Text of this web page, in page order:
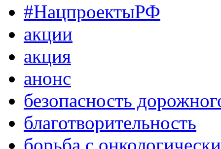
#НацпроектыРФ
акции
акция
анонс
безопасность
благотворительность
борьба с